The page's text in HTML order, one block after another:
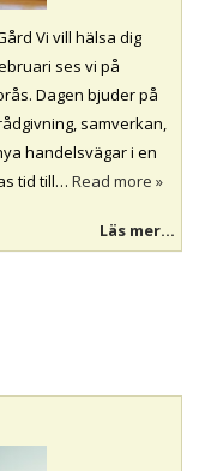
Vi vill hälsa dig
ses vi på
Dagen bjuder på
samverkan,
handelsvägar i en
tid till…Read more »
Läs mer...